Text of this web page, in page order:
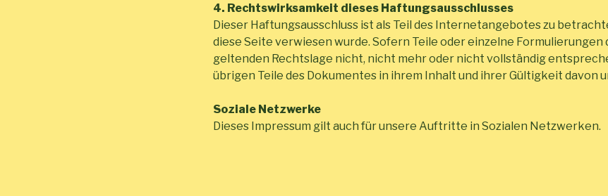
4. Rechtswirksamkeit dieses Haftungsausschlusses
Dieser Haftungsausschluss ist als Teil des Internetangebotes zu
diese Seite verwiesen wurde. Sofern Teile oder einzelne Formulierungen
geltenden Rechtslage nicht, nicht mehr oder nicht vollständig
übrigen Teile des Dokumentes in ihrem Inhalt und ihrer Gültigkeit davon
Soziale Netzwerke
Dieses Impressum gilt auch für unsere Auftritte in Sozialen Netzwerken.